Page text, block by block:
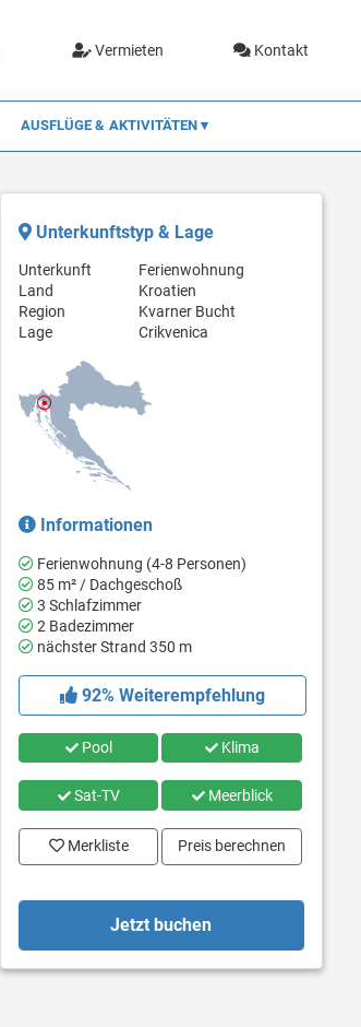
Vermieten Kontakt
AUSFLÜGE & AKTIVITÄTEN
Unterkunftstyp & Lage
Unterkunft
Ferienwohnung
Land
Kroatien
Region
Kvarner Bucht
Lage
Crikvenica
Informationen
Ferienwohnung (4-8 Personen)
85 m² / Dachgeschoß
3 Schlafzimmer
2 Badezimmer
nächster Strand 350 m
92% Weiterempfehlung
Pool Klima
Sat-TV Meerblick
Merkliste Preis berechnen
Jetzt buchen